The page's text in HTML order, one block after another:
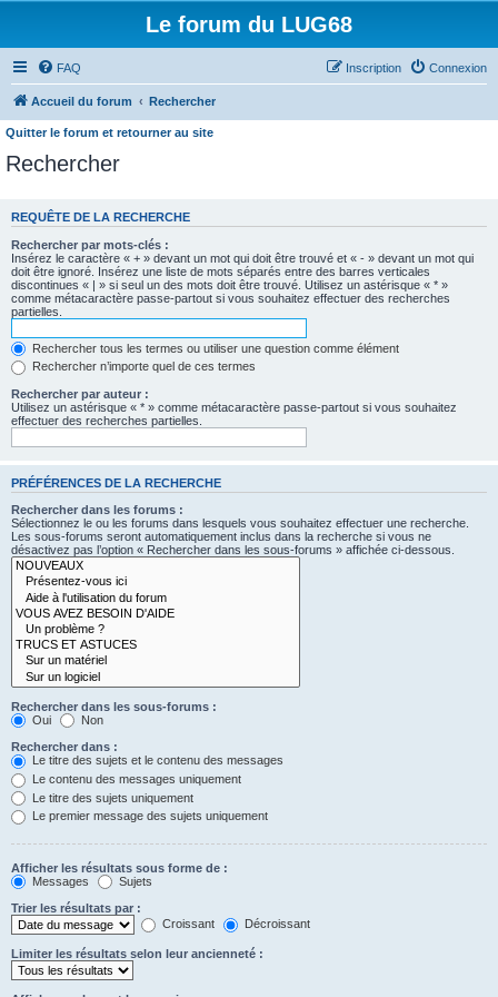
Le forum du LUG68
FAQ Connexion
Inscription
Accueil du forum Rechercher
Quitter le forum et retourner au site
Rechercher
REQUÊTE DE LA RECHERCHE
Rechercher par mots-clés :
Insérez le caractère « + » devant un mot qui doit être trouvé et « - » devant un mot qui
doit être ignoré. Insérez une liste de mots séparés entre des barres verticales
discontinues « | » si seul un des mots doit être trouvé. Utilisez un astérisque « * »
comme métacaractère passe-partout si vous souhaitez effectuer des recherches
partielles.
Rechercher tous les termes ou utiliser une question comme élément
Rechercher n’importe quel de ces termes
Rechercher par auteur :
Utilisez un astérisque « * » comme métacaractère passe-partout si vous souhaitez
effectuer des recherches partielles.
PRÉFÉRENCES DE LA RECHERCHE
Rechercher dans les forums :
Sélectionnez le ou les forums dans lesquels vous souhaitez effectuer une recherche.
Les sous-forums seront automatiquement inclus dans la recherche si vous ne
désactivez pas l’option « Rechercher dans les sous-forums » affichée ci-dessous.
Rechercher dans les sous-forums :
Oui
Non
Rechercher dans :
Le titre des sujets et le contenu des messages
Le contenu des messages uniquement
Le titre des sujets uniquement
Le premier message des sujets uniquement
Afficher les résultats sous forme de :
Messages
Sujets
Trier les résultats par :
Croissant
Décroissant
Limiter les résultats selon leur ancienneté :